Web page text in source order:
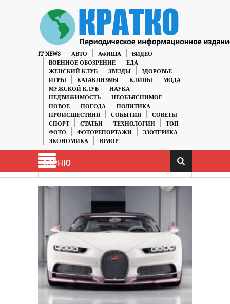
IT NEWS АВТО АФИША
ВИДЕО
ВОЕННОЕ ОБОЗРЕНИЕ
ЕДА
ЖЕНСКИЙ КЛУБ
ЗВЕЗДЫ
ЗДОРОВЬЕ
ИГРЫ
КАТАКЛИЗМЫ КЛИПЫ
МОДА
МУЖСКОЙ КЛУБ
НАУКА
НЕДВИЖИМОСТЬ
НЕОБЪЯСНИМОЕ
НОВОЕ
ПОГОДА
ПОЛИТИКА
ПРОИСШЕСТВИЯ
СОБЫТИЯ
СОВЕТЫ
СПОРТ
СТАТЬИ ТЕХНОЛОГИИ
ТОП
ФОТО
ФОТОРЕПОРТАЖИ
ЭЗОТЕРИКА
ЭКОНОМИКА
ЮМОР
Меню